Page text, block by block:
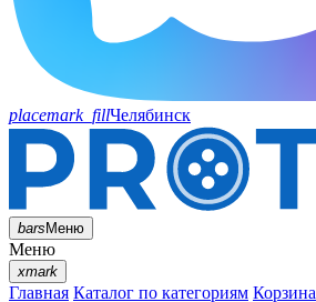
placemark_fillЧелябинск
barsМеню
Меню
xmark
Главная Каталог по категориям Корзина